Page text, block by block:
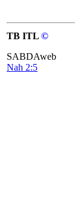
TB ITL ©
SABDAweb
Nah 2:5